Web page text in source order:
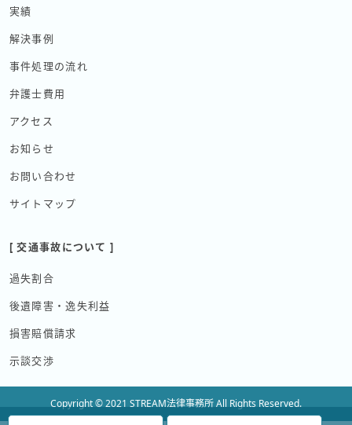
実績
解決事例
事件処理の流れ
弁護士費用
アクセス
お知らせ
お問い合わせ
サイトマップ
[ 交通事故について ]
過失割合
後遺障害・逸失利益
損害賠償請求
示談交渉
Copyright © 2021 STREAM法律事務所 All Rights Reserved.